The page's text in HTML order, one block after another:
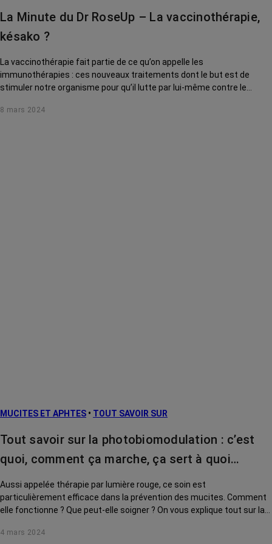
La Minute du Dr RoseUp – La vaccinothérapie,
késako ?
La vaccinothérapie fait partie de ce qu’on appelle les
immunothérapies : ces nouveaux traitements dont le but est de
stimuler notre organisme pour qu’il lutte par lui-même contre le
8 mars 2024
MUCITES ET APHTES • TOUT SAVOIR SUR
Tout savoir sur la photobiomodulation : c’est
quoi, comment ça marche, ça sert à quoi…
Aussi appelée thérapie par lumière rouge, ce soin est
particulièrement efficace dans la prévention des mucites. Comment
elle fonctionne ? Que peut-elle soigner ? On vous explique tout sur la
4 mars 2024